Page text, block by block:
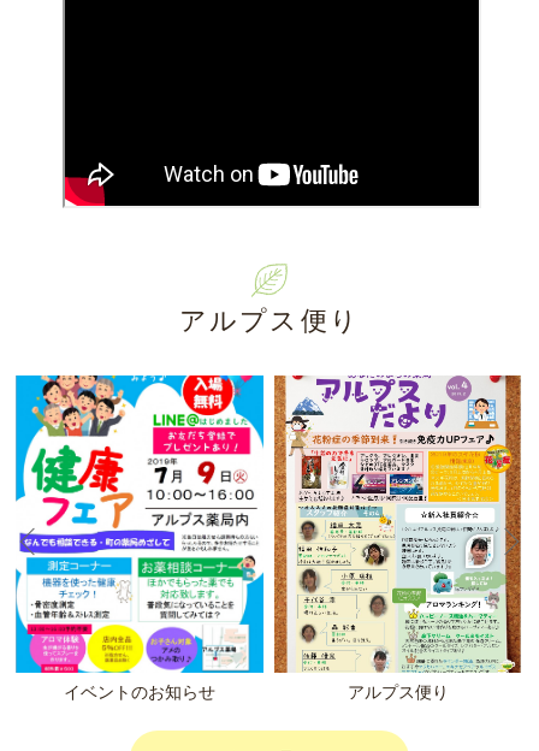
アルプス便り
アルプス便り アルプス便り